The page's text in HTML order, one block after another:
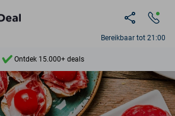
Bereikbaar tot 21:00
Ontdek 15.000+ deals
7 dagen per week beschikbaar
10+ miljoen leden